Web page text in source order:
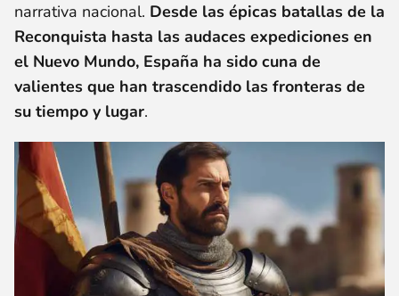
narrativa nacional. Desde las épicas batallas de la
Reconquista hasta las audaces expediciones en
el Nuevo Mundo, España ha sido cuna de
valientes que han trascendido las fronteras de
su tiempo y lugar.